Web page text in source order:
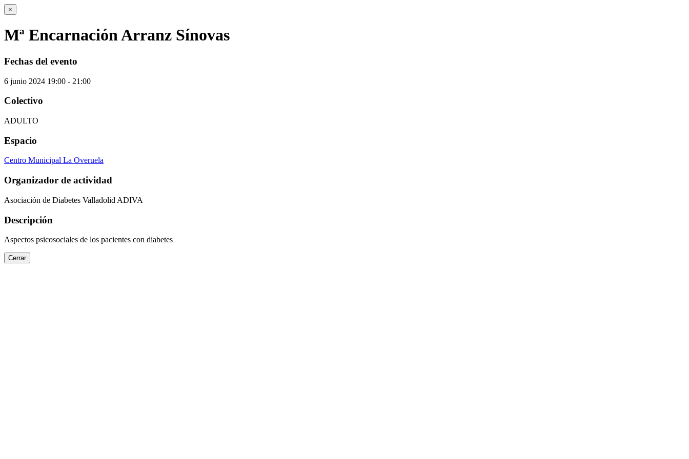
×
Mª Encarnación Arranz Sínovas
Fechas del evento
6 junio 2024 19:00 - 21:00
Colectivo
ADULTO
Espacio
Centro Municipal La Overuela
Organizador de actividad
Asociación de Diabetes Valladolid ADIVA
Descripción
Aspectos psicosociales de los pacientes con diabetes
Cerrar